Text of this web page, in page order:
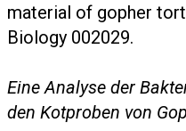
material of gopher
Biology 002029.
Eine Analyse der
den Kotproben von